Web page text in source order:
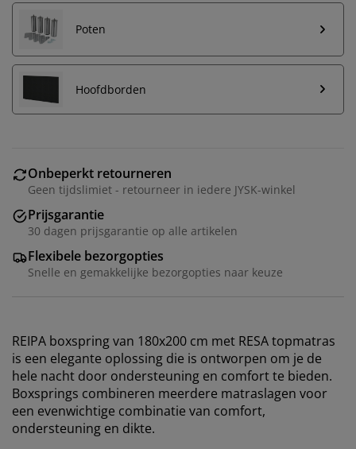
Poten
Hoofdborden
Onbeperkt retourneren
Geen tijdslimiet - retourneer in iedere JYSK-winkel
Prijsgarantie
30 dagen prijsgarantie op alle artikelen
Flexibele bezorgopties
Snelle en gemakkelijke bezorgopties naar keuze
REIPA boxspring van 180x200 cm met RESA topmatras
is een elegante oplossing die is ontworpen om je de
hele nacht door ondersteuning en comfort te bieden.
Boxsprings combineren meerdere matraslagen voor
een evenwichtige combinatie van comfort,
ondersteuning en dikte.